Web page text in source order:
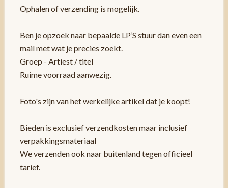
Ophalen of verzending is mogelijk.
Ben je opzoek naar bepaalde LP’S stuur dan even een
mail met wat je precies zoekt.
Groep - Artiest / titel
Ruime voorraad aanwezig.
Foto's zijn van het werkelijke artikel dat je koopt!
Bieden is exclusief verzendkosten maar inclusief
verpakkingsmateriaal
We verzenden ook naar buitenland tegen officieel
tarief.